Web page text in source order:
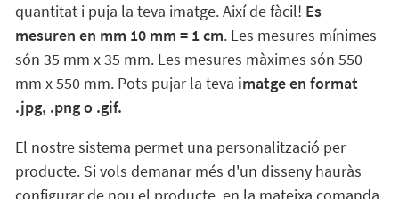
quantitat i puja la teva imatge. Així de fàcil! Es
mesuren en mm 10 mm = 1 cm. Les mesures mínimes
són 35 mm x 35 mm. Les mesures màximes són 550
mm x 550 mm. Pots pujar la teva imatge en format
.jpg, .png o .gif.
El nostre sistema permet una personalització per
producte. Si vols demanar més d'un disseny hauràs